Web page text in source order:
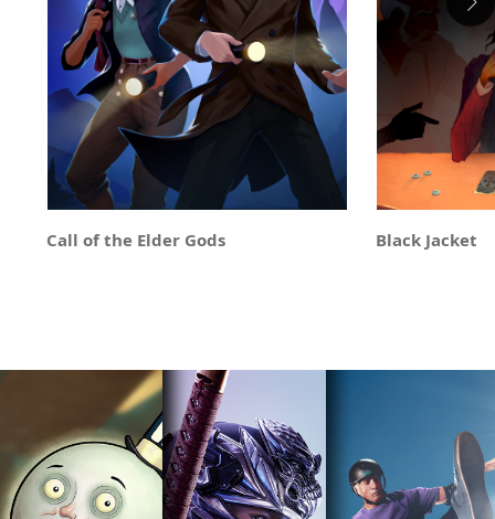
Call of the Elder Gods Black Jacket